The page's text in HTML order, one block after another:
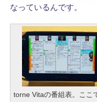
なっているんです。
torne Vitaの番組表。ここ